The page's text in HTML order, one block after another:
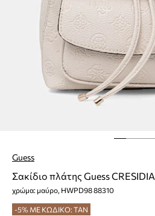
Guess
Σακίδιο πλάτης Guess CRESIDIA
χρώμα: μαύρο, HWPD98 88310
-5% ΜΕ ΚΩΔΙΚΟ: TAN